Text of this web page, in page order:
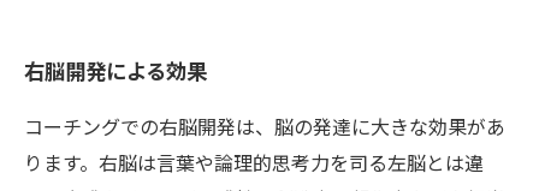
右脳開発による効果
コーチングでの右脳開発は、脳の発達に大きな効果があ
ります。右脳は言葉や論理的思考力を司る左脳とは違